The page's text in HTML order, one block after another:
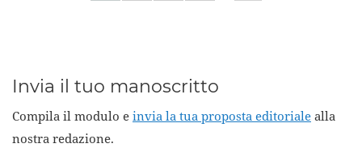
Invia il tuo manoscritto
Compila il modulo e invia la tua proposta editoriale alla
nostra redazione.